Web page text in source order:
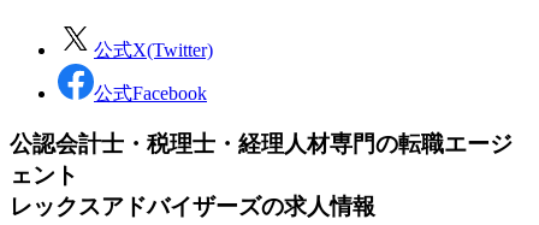
公式X(Twitter)
公式Facebook
公認会計士・税理士・経理人材専門の転職エージ
ェント
レックスアドバイザーズの求人情報